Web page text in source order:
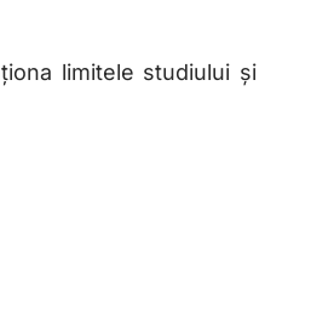
limitele studiului și